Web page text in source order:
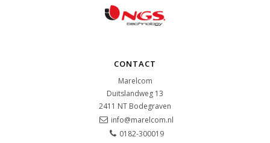
CONTACT
Marelcom
Duitslandweg 13
2411 NT Bodegraven
info@marelcom.nl
0182-300019